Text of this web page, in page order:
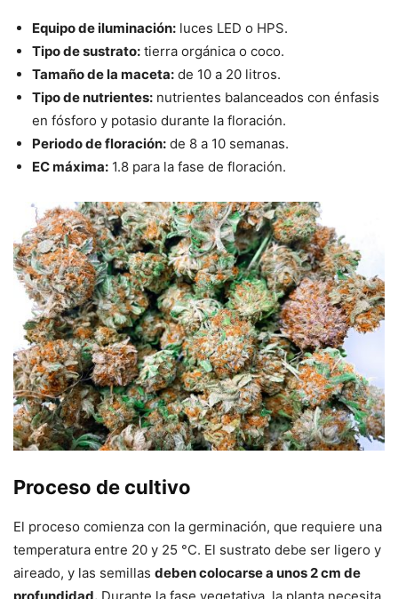
Equipo de iluminación: luces LED o HPS.
Tipo de sustrato: tierra orgánica o coco.
Tamaño de la maceta: de 10 a 20 litros.
Tipo de nutrientes: nutrientes balanceados con énfasis
en fósforo y potasio durante la floración.
Periodo de floración: de 8 a 10 semanas.
EC máxima: 1.8 para la fase de floración.
Proceso de cultivo
El proceso comienza con la germinación, que requiere una
temperatura entre 20 y 25 °C. El sustrato debe ser ligero y
aireado, y las semillas deben colocarse a unos 2 cm de
profundidad. Durante la fase vegetativa, la planta necesita